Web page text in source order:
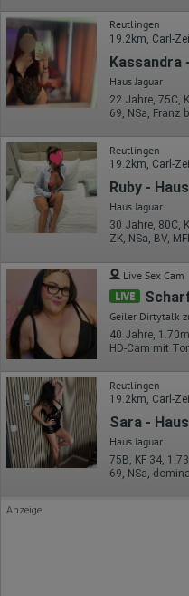
Erhobene Daten:
Die erzeugten Informationen
Webseiten sowie die von
werden übertragen und
verarbeiteten Daten
erstellt werden. Diese
auch an Dritte übertragen,
vorgeschrieben wird oder,
von Google verarbeiten. Die
Google innerhalb von
oder in anderen
Europäischen
Daten anonym erhoben
volle IP-Adresse an einen
übertragen und dort gekürzt.
zusammengeführt.
Erhobene Informationen
Herkunft (Land und Stadt)
Sprache
Betriebssystem
Browser und alle
Auflösung des Computers
Besucherquelle
verweisende Webseite)
Welche Dateien wurden
Welche Videos
Wurden Werbebanner
Wohin ging der
Wie lange blieb der
Reutlingen
19.2km, Carl-
Kassandra
Haus Jaguar
Reutlingen
19.2km, Carl-
Ruby -
Haus Jaguar
Live Sex Cam
LIVE
Geiler Dirtytalk
40 Jahre,
HD-Cam mit
Reutlingen
19.2km, Carl-
Sara -
Haus Jaguar
69, NSa,
Anzeige